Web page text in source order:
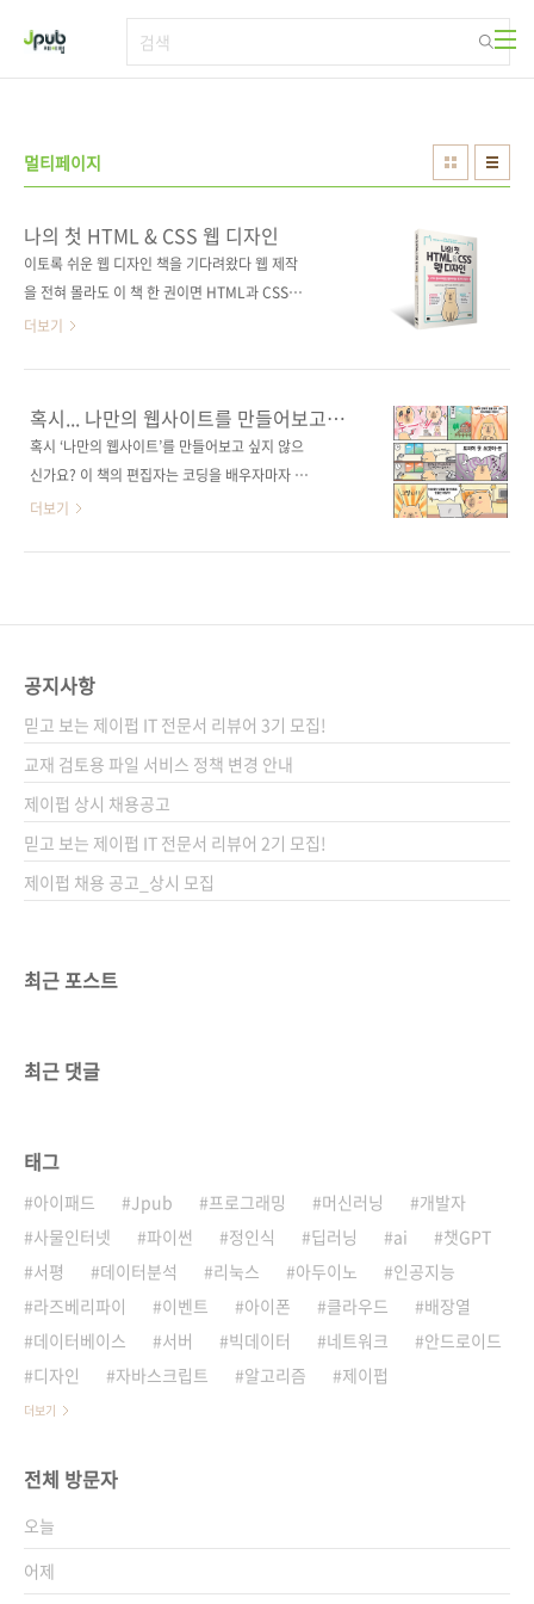
멀티페이지
나의 첫 HTML & CSS 웹 디자인
이토록 쉬운 웹 디자인 책을 기다려왔다 웹 제작
을 전혀 몰라도 이 책 한 권이면 HTML과 CSS의
기본을 확실히 익힐 수 있다. 귀여운 만화와 풍부
웹 초대장 사이트, 레스토랑 사이트를 따라 만들
면서 기초적인 내용은 물론 Flexbox 레이아웃,
CSS 그리드 레이아웃, 반응형 웹 디자인, CSS
공개 방법, 제작을 도와주는 추천 사이트 모음,
치트시트, 사이트의 샘플 디자인 XD 데이터를 제
더보기
혹시... 나만의 웹사이트를 만들어보고
싶지 않으신가요?
혹시 ‘나만의 웹사이트’를 만들어보고 싶지 않으
신가요? 이 책의 편집자는 코딩을 배우자마자 저
만의 웹사이트를 만들었어요(놀러 오세요). 템플
요, 결과물이 멋져 너무 뿌듯합니다. 만화만 봐도
요. 책을 펼치면 귀여운 카피바라 캐릭터 ‘카피조
우’가 우리를 반겨요. 카피조우는 카피코에게 데
이트 신청을 하기 위해 SNS 링크 모음 사이트를
만들고, 당근 농장 홍보를 위해 업무용 블로그 사
이트를 만듭니다. 카피코와 결혼하기로 한 카피
조우는 웹..
더보기
공지사항
믿고 보는 제이펍 IT 전문서 리뷰어 3기 모집!
교재 검토용 파일 서비스 정책 변경 안내
제이펍 상시 채용공고
믿고 보는 제이펍 IT 전문서 리뷰어 2기 모집!
제이펍 채용 공고_상시 모집
최근 포스트
최근 댓글
태그
아이패드 Jpub 프로그래밍 머신러닝
개발자
사물인터넷
파이썬 정인식 딥러닝 ai
챗GPT
서평
데이터분석 리눅스 아두이노
인공지능
라즈베리파이
이벤트 아이폰 클라우드
배장열
데이터베이스
서버 빅데이터 네트워크
안드로이드
디자인
자바스크립트 알고리즘 제이펍
더보기
전체 방문자
오늘
어제